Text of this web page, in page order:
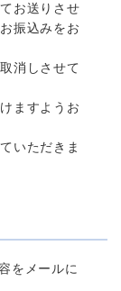
お送りさせ
振込みをお
消しさせて
ますようお
いただきま
をメールに